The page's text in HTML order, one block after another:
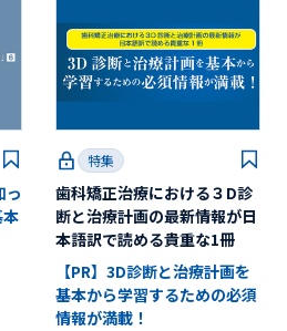
っ
特集
歯科矯正治療における３D診
断と治療計画の最新情報が日
本語訳で読める貴重な1冊
【PR】3D診断と治療計画を
基本から学習するための必須
情報が満載！